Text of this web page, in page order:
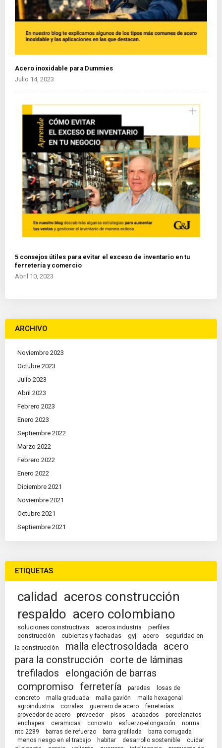
Acero inoxidable para Dummies
Julio 14, 2023
5 consejos útiles para evitar el exceso de inventario en tu
ferretería y comercio
Abril 10, 2023
ARCHIVO
Noviembre 2023
Octubre 2023
Julio 2023
Abril 2023
Febrero 2023
Enero 2023
Septiembre 2022
Marzo 2022
Febrero 2022
Enero 2022
Diciembre 2021
Noviembre 2021
Octubre 2021
Septiembre 2021
ETIQUETAS
calidad aceros construcción
respaldo acero colombiano
soluciones constructivas aceros industria
perfiles
construcción
cubiertas y fachadas gyj acero
seguridad en
la construcción
malla electrosoldada
acero
para la construcción
corte de láminas
trefilados
elongación de barras
compromiso ferretería paredes
losas de
concreto
malla graduada malla gavión
malla hexagonal
agroindustria
corrales guerrero de acero
ferreterías
proveedor de acero
proveedor pisos acabados
porcelanatos
enchapes
ceramicas concreto esfuerzo-elongación
norma
ntc 2289
barras de refuerzo barra grafilada
barra corrugada
menos riesgo en el trabajo
habitar desarrollo sostenible
cuidar